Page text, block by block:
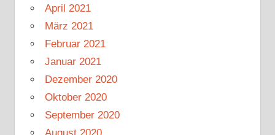
April 2021
März 2021
Februar 2021
Januar 2021
Dezember 2020
Oktober 2020
September 2020